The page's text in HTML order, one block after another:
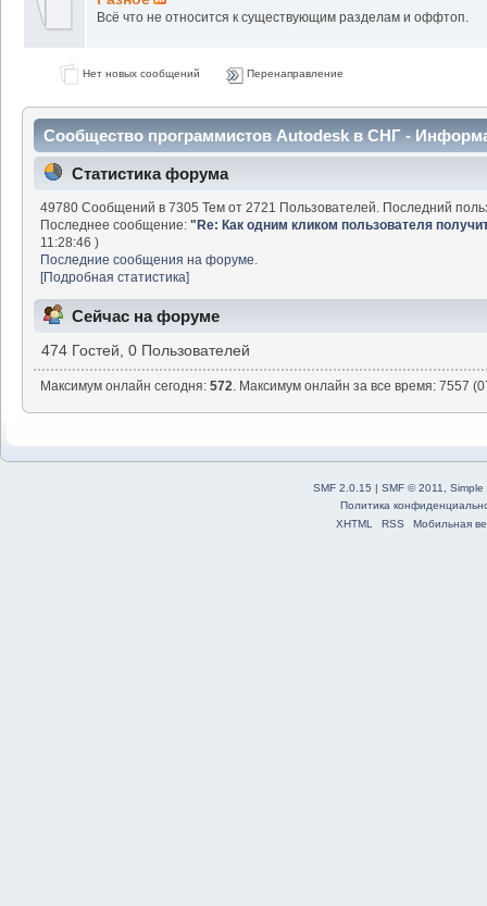
Всё что не относится к существующим разделам и оффтоп.
Нет новых сообщений Перенаправление
Сообщество программистов Autodesk в СНГ -
Статистика форума
49780 Сообщений в 7305 Тем от 2721 Пользователей. Последний
Последнее сообщение:"Re: Как одним кликом пользователя
11:28:46 )
Последние сообщения на форуме.
[Подробная статистика]
Сейчас на форуме
474 Гостей, 0 Пользователей
Максимум онлайн сегодня:572. Максимум онлайн за все время: 7557
SMF 2.0.15 | SMF © 2011
Simple
Политика
XHTML
RSS Мобильная